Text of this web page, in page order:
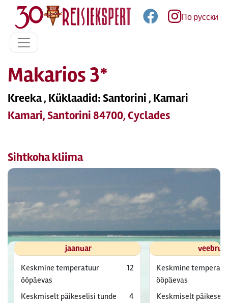
По русски
Makarios 3*
Kreeka , Küklaadid: Santorini , Kamari
Kamari, Santorini 84700, Cyclades
Sihtkoha kliima
jaanuar
Keskmine temperatuur
ööpäevas
12
Keskmiselt päikeselisi tunde
4
Keskmine
ööpäevas
Keskmiselt